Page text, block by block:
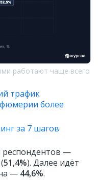
работают чаще всего
трафик
более
за 7 шагов
респондентов —
51,4%). Далее идёт
— 44,6%.